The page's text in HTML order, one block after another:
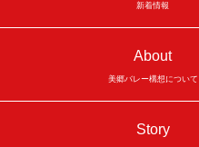
新着情報
About
美郷バレー構想について
Story